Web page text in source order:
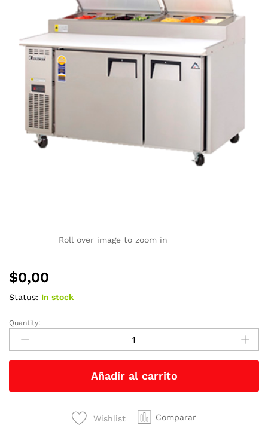
Roll over image to zoom in
$0,00
Status: In stock
MESA
FRIA
IMPORTADA
quantity
Quantity:
Añadir al carrito
Wishlist Comparar